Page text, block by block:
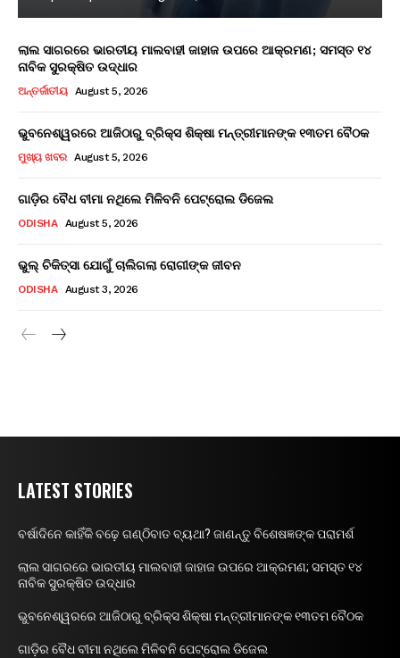
ଲାଲ ସାଗରରେ ଭାରତୀୟ ମାଲବାହୀ ଜାହାଜ ଉପରେ ଆକ୍ରମଣ; ସମସ୍ତ ୧୪
ନାବିକ ସୁରକ୍ଷିତ ଉଦ୍ଧାର
ଅନ୍ତର୍ଜାତୀୟ August 5, 2026
ଭୁବନେଶ୍ୱରରେ ଆଜିଠାରୁ ବ୍ରିକ୍ସ ଶିକ୍ଷା ମନ୍ତ୍ରୀମାନଙ୍କ ୧୩ତମ ବୈଠକ
ମୁଖ୍ୟ ଖବର August 5, 2026
ଗାଡ଼ିର ବୈଧ ବୀମା ନଥିଲେ ମିଳିବନି ପେଟ୍ରୋଲ ଡିଜେଲ
ODISHA August 5, 2026
ଭୁଲ୍ ଚିକିତ୍ସା ଯୋଗୁଁ ଚାଲିଗଲା ରୋଗୀଙ୍କ ଜୀବନ
ODISHA August 3, 2026
LATEST STORIES
ବର୍ଷାଦିନେ କାହିଁକି ବଢ଼େ ଗଣ୍ଠିବାତ ବ୍ୟଥା? ଜାଣନ୍ତୁ ବିଶେଷଜ୍ଞଙ୍କ ପରାମର୍ଶ
ଲାଲ ସାଗରରେ ଭାରତୀୟ ମାଲବାହୀ ଜାହାଜ ଉପରେ ଆକ୍ରମଣ; ସମସ୍ତ ୧୪
ନାବିକ ସୁରକ୍ଷିତ ଉଦ୍ଧାର
ଭୁବନେଶ୍ୱରରେ ଆଜିଠାରୁ ବ୍ରିକ୍ସ ଶିକ୍ଷା ମନ୍ତ୍ରୀମାନଙ୍କ ୧୩ତମ ବୈଠକ
ଗାଡ଼ିର ବୈଧ ବୀମା ନଥିଲେ ମିଳିବନି ପେଟ୍ରୋଲ ଡିଜେଲ